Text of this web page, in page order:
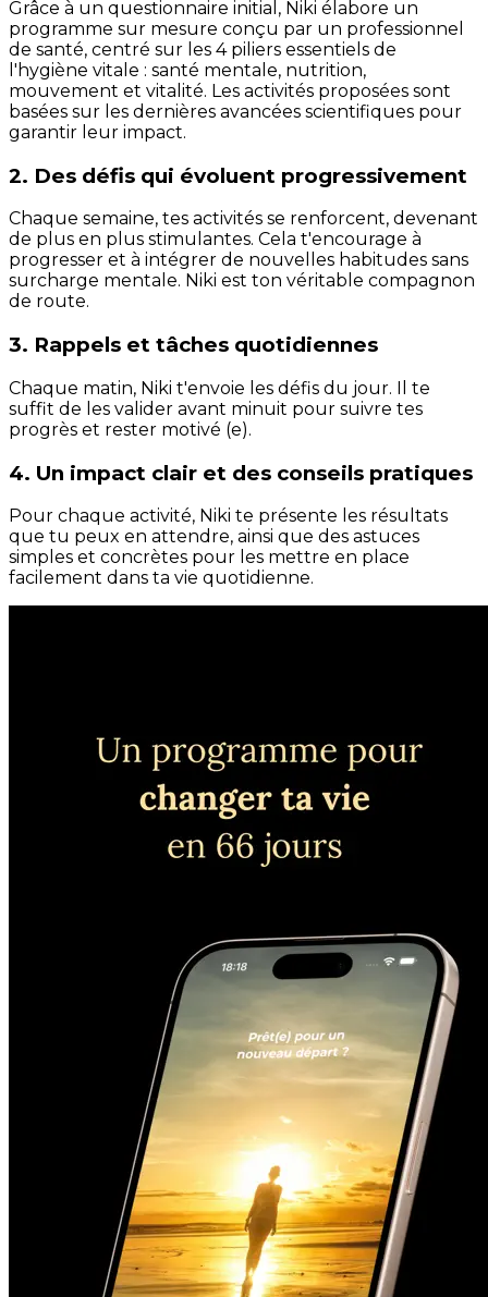
Grâce à un questionnaire initial, Niki élabore un
programme sur mesure conçu par un professionnel
de santé, centré sur les 4 piliers essentiels de
l'hygiène vitale : santé mentale, nutrition,
mouvement et vitalité. Les activités proposées sont
basées sur les dernières avancées scientifiques pour
garantir leur impact.
2. Des défis qui évoluent progressivement
Chaque semaine, tes activités se renforcent, devenant
de plus en plus stimulantes. Cela t'encourage à
progresser et à intégrer de nouvelles habitudes sans
surcharge mentale. Niki est ton véritable compagnon
de route.
3. Rappels et tâches quotidiennes
Chaque matin, Niki t'envoie les défis du jour. Il te
suffit de les valider avant minuit pour suivre tes
progrès et rester motivé (e).
4. Un impact clair et des conseils pratiques
Pour chaque activité, Niki te présente les résultats
que tu peux en attendre, ainsi que des astuces
simples et concrètes pour les mettre en place
facilement dans ta vie quotidienne.